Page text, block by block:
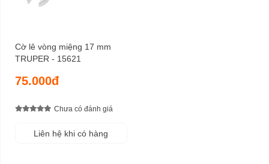
Cờ lê vòng miệng 17 mm
TRUPER - 15621
75.000đ
Chưa có đánh giá
Liên hệ khi có hàng